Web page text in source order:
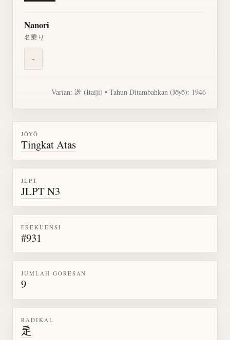
Nanori
名乗り
-
Varian:迯 (Itaiji) • Tahun Ditambahkan (Jōyō): 1946
JŌYŌ
Tingkat Atas
JLPT
JLPT N3
FREKUENSI
#931
JUMLAH GORESAN
9
RADIKAL
辵